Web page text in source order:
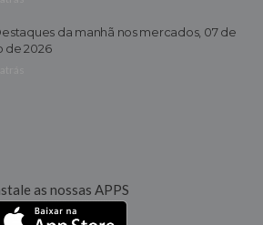
da manhã nos mercados, 07 de
de 2026
as nossas APPS